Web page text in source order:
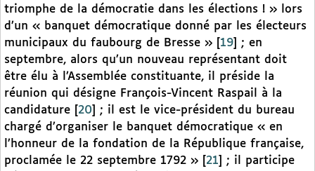
triomphe de la démocratie dans les élections ! » lors
d’un « banquet démocratique donné par les électeurs
municipaux du faubourg de Bresse »
19
; en
septembre, alors qu’un nouveau représentant doit
être élu à l’Assemblée constituante, il préside la
réunion qui désigne François-Vincent Raspail à la
candidature
20
; il est le vice-président du bureau
chargé d’organiser le banquet démocratique « en
l’honneur de la fondation de la République française,
proclamée le 22 septembre 1792 »
21
; il participe